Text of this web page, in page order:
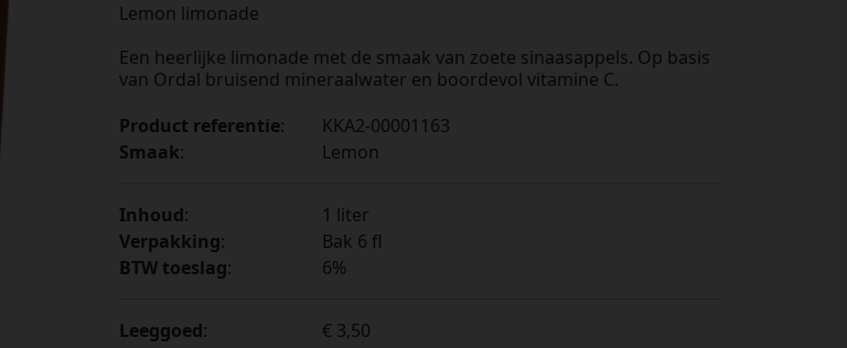
Lemon limonade
Een heerlijke limonade met de smaak van zoete sinaasappels. Op basis
van Ordal bruisend mineraalwater en boordevol vitamine C.
Product referentie:
KKA2-00001163
Smaak: Lemon
Inhoud:
1 liter
Verpakking:
Bak 6 fl
BTW toeslag: 6%
Leeggoed: € 3,50